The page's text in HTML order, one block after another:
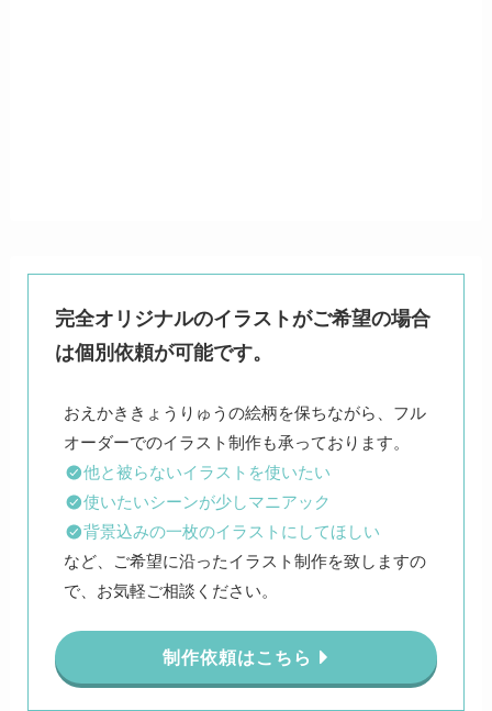
完全オリジナルのイラストがご希望の場合
は個別依頼が可能です。
おえかききょうりゅうの絵柄を保ちながら、フル
他と被らないイラストを使いたい
使いたいシーンが少しマニアック
背景込みの一枚のイラストにしてほしい
など、ご希望に沿ったイラスト制作を致しますの
で、お気軽ご相談ください。
制作依頼はこちら